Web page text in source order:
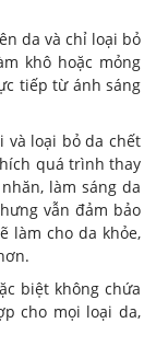
da và chỉ loại bỏ
khô hoặc mỏng
tiếp từ ánh sáng
và loại bỏ da chết
quá trình thay
làm sáng da
vẫn đảm bảo
làm cho da khỏe,
biệt không chứa
cho mọi loại da,